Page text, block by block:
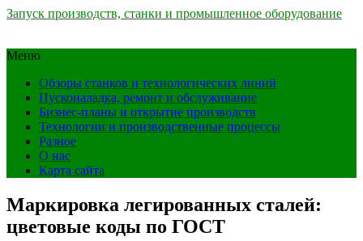
Запуск производств, станки и промышленное оборудование
Меню
Обзоры станков и технологических линий
Пусконаладка, ремонт и обслуживание
Бизнес-планы и открытие производств
Технологии и производственные процессы
Разное
О нас
Карта сайта
Маркировка легированных сталей:
цветовые коды по ГОСТ